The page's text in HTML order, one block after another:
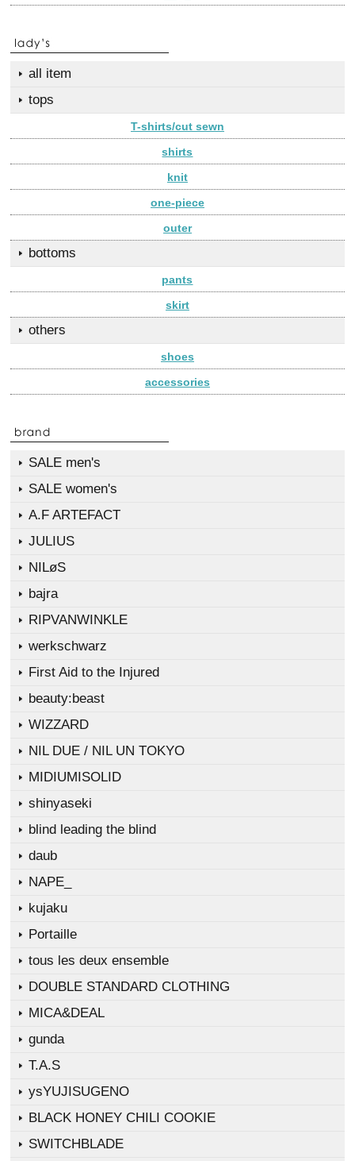
all item
tops
T-shirts/cut sewn
shirts
knit
one-piece
outer
bottoms
pants
skirt
others
shoes
accessories
SALE men's
SALE women's
A.F ARTEFACT
JULIUS
NILøS
bajra
RIPVANWINKLE
werkschwarz
First Aid to the Injured
beauty:beast
WIZZARD
NIL DUE / NIL UN TOKYO
MIDIUMISOLID
shinyaseki
blind leading the blind
daub
NAPE_
kujaku
Portaille
tous les deux ensemble
DOUBLE STANDARD CLOTHING
MICA&DEAL
gunda
T.A.S
ysYUJISUGENO
BLACK HONEY CHILI COOKIE
SWITCHBLADE